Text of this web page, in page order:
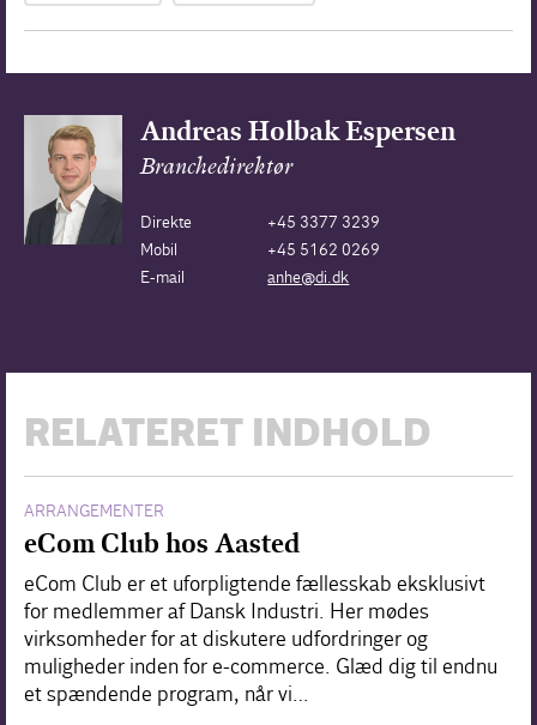
Andreas Holbak Espersen
Branchedirektør
Direkte
+45 3377 3239
Mobil
+45 5162 0269
E-mail
anhe@di.dk
RELATERET INDHOLD
ARRANGEMENTER
eCom Club hos Aasted
eCom Club er et uforpligtende fællesskab eksklusivt
for medlemmer af Dansk Industri. Her mødes
virksomheder for at diskutere udfordringer og
muligheder inden for e-commerce. Glæd dig til endnu
et spændende program, når vi…